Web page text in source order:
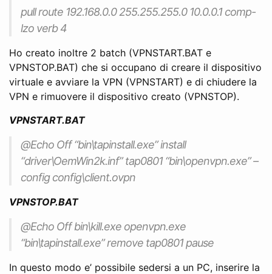
pull route 192.168.0.0 255.255.255.0 10.0.0.1 comp-
lzo verb 4
Ho creato inoltre 2 batch (VPNSTART.BAT e
VPNSTOP.BAT) che si occupano di creare il dispositivo
virtuale e avviare la VPN (VPNSTART) e di chiudere la
VPN e rimuovere il dispositivo creato (VPNSTOP).
VPNSTART.BAT
@Echo Off “bin\tapinstall.exe” install
“driver\OemWin2k.inf” tap0801 “bin\openvpn.exe” –
config config\client.ovpn
VPNSTOP.BAT
@Echo Off bin\kill.exe openvpn.exe
“bin\tapinstall.exe” remove tap0801 pause
In questo modo e’ possibile sedersi a un PC, inserire la